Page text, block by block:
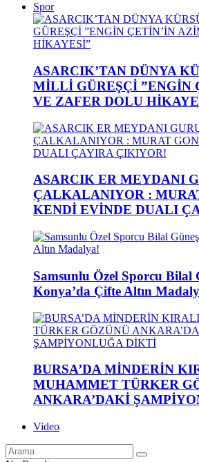
Spor
ASARCIK’TAN DÜNYA
MİLLİ GÜREŞÇİ ”ENGİN
VE ZAFER DOLU
ASARCIK ER MEYDANI
ÇALKALANIYOR :
KENDİ EVİNDE DUALI
Samsunlu Özel Sporcu Bilal
Konya’da Çifte Altın
BURSA’DA MİNDERİN
MUHAMMET TÜRKER
ANKARA’DAKİ
Video